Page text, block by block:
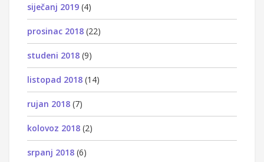
siječanj 2019 (4)
prosinac 2018 (22)
studeni 2018 (9)
listopad 2018 (14)
rujan 2018 (7)
kolovoz 2018 (2)
srpanj 2018 (6)